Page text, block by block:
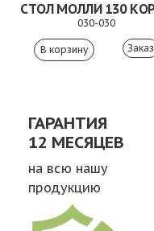
030-030
Заказ
ГАРАНТИЯ
12 МЕСЯЦЕВ
на всю нашу
продукцию